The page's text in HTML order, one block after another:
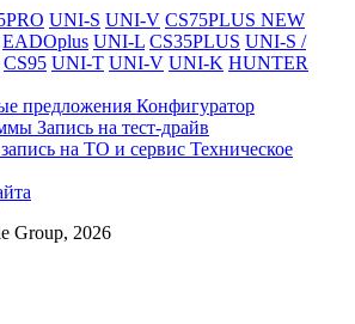
UNI-S UNI-V CS75PLUS NEW
EADOplus UNI-L CS35PLUS UNI-S /
CS95 UNI-T UNI-V UNI-K HUNTER
предложения Конфигуратор
Запись на тест-драйв
на ТО и сервис Техническое
Group, 2026